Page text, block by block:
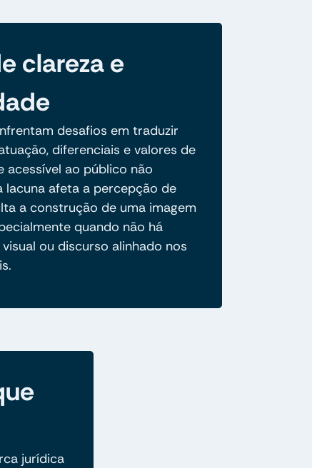
clareza e
desafios em traduzir
diferenciais e valores de
acessível ao público não
lacuna afeta a percepção de
a construção de uma imagem
quando não há
ou discurso alinhado nos
jurídica